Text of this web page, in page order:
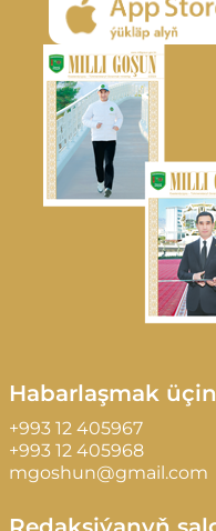
Habarlaşmak
+993 12 405967
+993 12 405968
mgoshun@gmail.com